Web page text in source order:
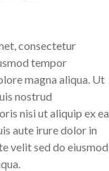
consectetur
tempor
magna aliqua. Ut
nostrud
nisi ut aliquip ex ea
aute irure dolor in
velit sed do eiusmod